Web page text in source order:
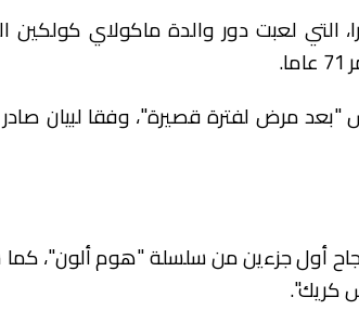
التي لعبت دور والدة ماكولاي
مرض لفترة قصيرة"، وفقا لبيان
أول جزءين من سلسلة "هوم ألون"،
كريك".